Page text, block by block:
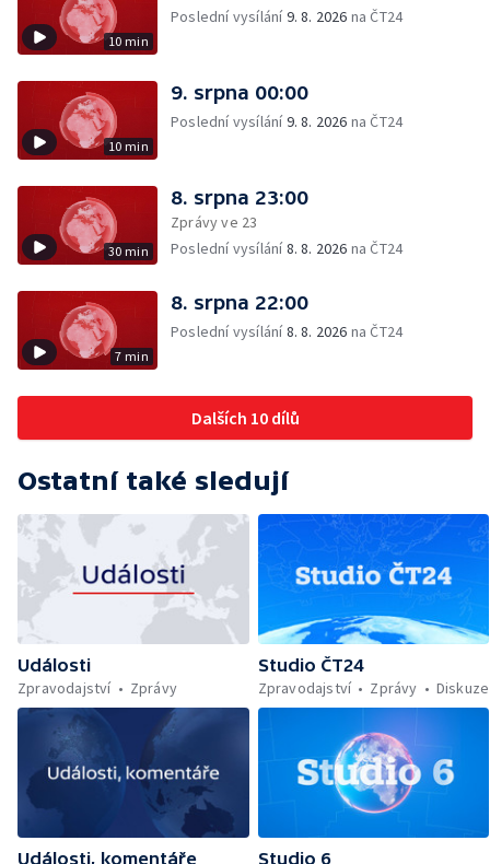
10 min
Poslední vysílání9. 8. 2026 na ČT24
10 min
9. srpna 00:00
Poslední vysílání9. 8. 2026 na ČT24
30 min
8. srpna 23:00
Zprávy ve 23
Poslední vysílání8. 8. 2026 na ČT24
7 min
8. srpna 22:00
Poslední vysílání8. 8. 2026 na ČT24
Dalších 10 dílů
Ostatní také sledují
Události
Zpravodajství
Zprávy
Studio ČT24
Zpravodajství
Zprávy Diskuze
Události, komentáře
Studio 6